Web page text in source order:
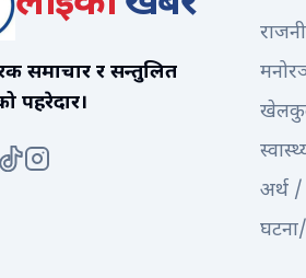
समाचार र सन्तुलित
पहरेदार।
अर्थ